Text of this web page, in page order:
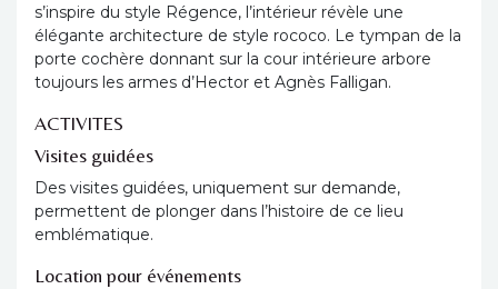
s’inspire du style Régence, l’intérieur révèle une
élégante architecture de style rococo. Le tympan de la
porte cochère donnant sur la cour intérieure arbore
toujours les armes d’Hector et Agnès Falligan.
ACTIVITES
Visites guidées
Des visites guidées, uniquement sur demande,
permettent de plonger dans l’histoire de ce lieu
emblématique.
Location pour événements